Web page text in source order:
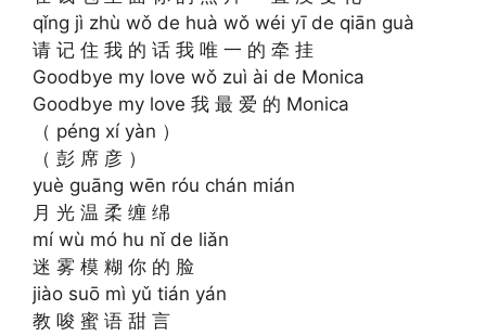
qǐng jì zhù wǒ de huà wǒ wéi yī de qiān guà
请 记 住 我 的 话 我 唯 一 的 牵 挂
Goodbye my love wǒ zuì ài de Monica
Goodbye my love 我 最 爱 的 Monica
（ péng xí yàn ）
（ 彭 席 彦 ）
yuè guāng wēn róu chán mián
月 光 温 柔 缠 绵
mí wù mó hu nǐ de liǎn
迷 雾 模 糊 你 的 脸
jiào suō mì yǔ tián yán
教 唆 蜜 语 甜 言